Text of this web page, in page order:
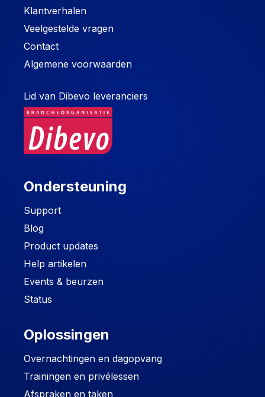
Klantverhalen
Veelgestelde vragen
Contact
Algemene voorwaarden
Lid van Dibevo leveranciers
Ondersteuning
Support
Blog
Product updates
Help artikelen
Events & beurzen
Status
Oplossingen
Overnachtingen en dagopvang
Trainingen en privélessen
Afspraken en taken